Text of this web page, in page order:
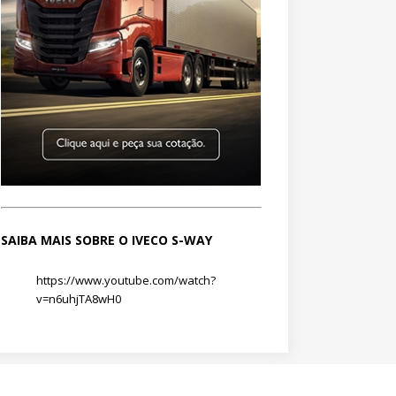
SAIBA MAIS SOBRE O IVECO S-WAY
https://www.youtube.com/watch?
v=n6uhjTA8wH0